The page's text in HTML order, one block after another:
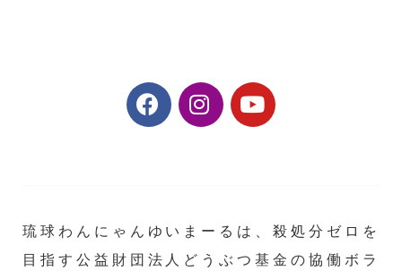
琉球わんにゃんゆいまーるは、殺処分ゼロを
目指す公益財団法人どうぶつ基金の協働ボラ